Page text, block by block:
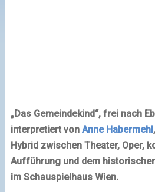
„Das Gemeindekind“, frei nach
interpretiert von Anne Habermehl
Hybrid zwischen Theater, Oper,
Aufführung und dem
im Schauspielhaus Wien.